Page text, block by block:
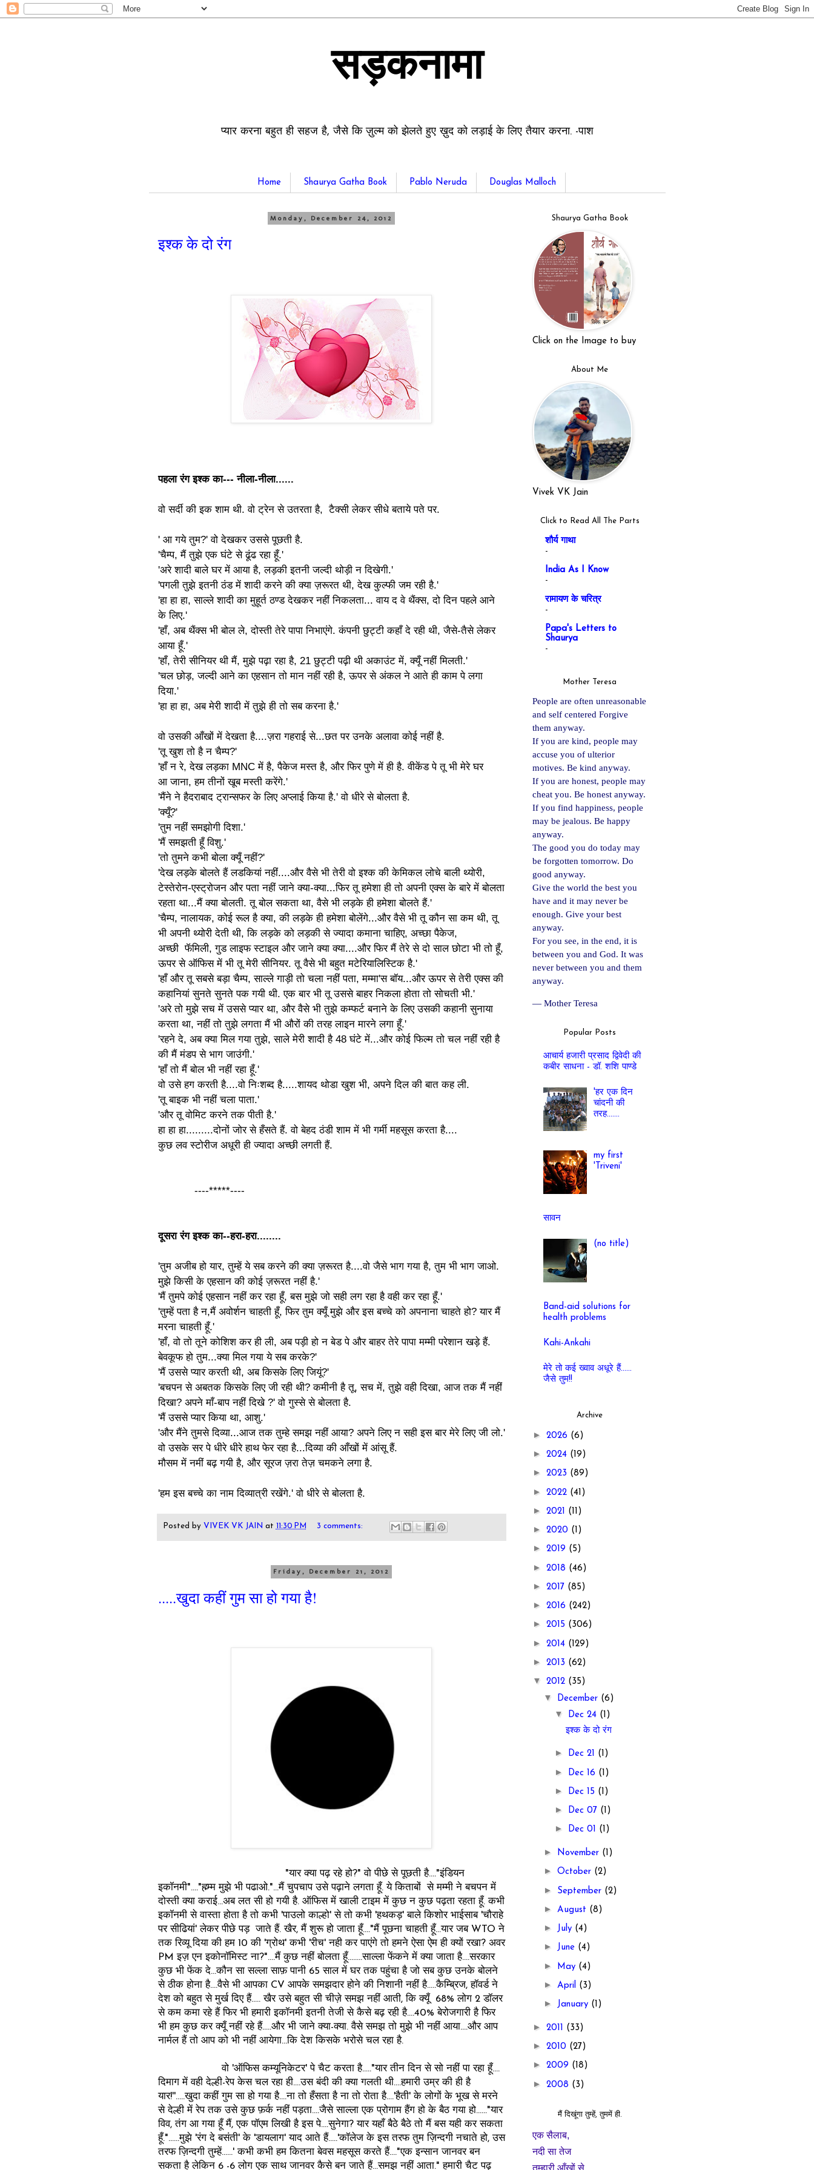
सड़कनामा
प्यार करना बहुत ही सहज है, जैसे कि ज़ुल्म को झेलते हुए ख़ुद को लड़ाई के लिए तैयार करना. -पाश
Home Shaurya Gatha Book Pablo Neruda Douglas Malloch
Monday, December 24, 2012
इश्क के दो रंग
पहला रंग इश्क का--- नीला-नीला......
वो सर्दी की इक शाम थी. वो ट्रेन से उतरता है, टैक्सी लेकर सीधे बताये पते पर.
' आ गये तुम?' वो देखकर उससे पूछती है.
'चैम्प, मैं तुझे एक घंटे से ढूंढ रहा हूँ.'
'अरे शादी बाले घर में आया है, लड़की इतनी जल्दी थोड़ी न दिखेगी.'
'पगली तुझे इतनी ठंड में शादी करने की क्या ज़रूरत थी, देख कुल्फी जम रही है.'
'हा हा हा, साल्ले शादी का मुहूर्त ठण्ड देखकर नहीं निकलता... वाय द वे थैंक्स, दो दिन पहले आने
के लिए.'
'हाँ, अब थैंक्स भी बोल ले, दोस्ती तेरे पापा निभाएंगे. कंपनी छुट्टी कहाँ दे रही थी, जैसे-तैसे लेकर
आया हूँ.'
'हाँ, तेरी सीनियर थी मैं, मुझे पढ़ा रहा है, 21 छुट्टी पढ़ी थी अकाउंट में, क्यूँ नहीं मिलती.'
'चल छोड़, जल्दी आने का एहसान तो मान नहीं रही है, ऊपर से अंकल ने आते ही काम पे लगा
दिया.'
'हा हा हा, अब मेरी शादी में तुझे ही तो सब करना है.'
वो उसकी आँखों में देखता है....ज़रा गहराई से...छत पर उनके अलावा कोई नहीं है.
'तू खुश तो है न चैम्प?'
'हाँ न रे, देख लड़का MNC में है, पैकेज मस्त है, और फिर पुणे में ही है. वीकेंड पे तू भी मेरे घर
आ जाना, हम तीनों खूब मस्ती करेंगे.'
'मैंने ने हैदराबाद ट्रान्सफर के लिए अप्लाई किया है.' वो धीरे से बोलता है.
'क्यूँ?'
'तुम नहीं समझोगी दिशा.'
'मैं समझती हूँ विशु.'
'तो तुमने कभी बोला क्यूँ नहीं?'
'देख लड़के बोलते हैं लडकियां नहीं....और वैसे भी तेरी वो इश्क की केमिकल लोचे बाली थ्योरी,
टेस्तेरोन-एस्ट्रोजन और पता नहीं जाने क्या-क्या...फिर तू हमेशा ही तो अपनी एक्स के बारे में बोलता
रहता था...मैं क्या बोलती. तू बोल सकता था, वैसे भी लड़के ही हमेशा बोलते हैं.'
'चैम्प, नालायक, कोई रूल है क्या, की लड़के ही हमेशा बोलेंगे...और वैसे भी तू कौन सा कम थी, तू
भी अपनी थ्योरी देती थी, कि लड़के को लड़की से ज्यादा कमाना चाहिए, अच्छा पैकेज,
अच्छी फॅमिली, गुड लाइफ स्टाइल और जाने क्या क्या....और फिर मैं तेरे से दो साल छोटा भी तो हूँ,
ऊपर से ऑफिस में भी तू मेरी सीनियर. तू वैसे भी बहुत मटेरियालिस्टिक है.'
'हाँ और तू सबसे बड़ा चैम्प, साल्ले गाड़ी तो चला नहीं पता, मम्मा'स बॉय...और ऊपर से तेरी एक्स की
कहानियां सुनते सुनते पक गयी थी. एक बार भी तू उससे बाहर निकला होता तो सोचती भी.'
'अरे तो मुझे सच में उससे प्यार था, और वैसे भी तुझे कम्फर्ट बनाने के लिए उसकी कहानी सुनाया
करता था, नहीं तो तुझे लगता मैं भी औरों की तरह लाइन मारने लगा हूँ.'
'रहने दे, अब क्या मिल गया तुझे, साले मेरी शादी है 48 घंटे में...और कोई फिल्म तो चल नहीं रही है
की मैं मंडप से भाग जाउंगी.'
'हाँ तो मैं बोल भी नहीं रहा हूँ.'
वो उसे हग करती है....वो निःशब्द है.....शायद थोडा खुश भी, अपने दिल की बात कह ली.
'तू बाइक भी नहीं चला पाता.'
'और तू वोमिट करने तक पीती है.'
हा हा हा.........दोनों जोर से हँसते हैं. वो बेहद ठंडी शाम में भी गर्मी महसूस करता है....
कुछ लव स्टोरीज अधूरी ही ज्यादा अच्छी लगती हैं.
----*****----
दूसरा रंग इश्क का--हरा-हरा........
'तुम अजीब हो यार, तुम्हें ये सब करने की क्या ज़रूरत है....वो जैसे भागगया है, तुम भी भाग जाओ.
मुझे किसी के एहसान की कोई ज़रूरत नहीं है.'
'मैं तुमपे कोई एहसान नहीं कर रहा हूँ, बस मुझे जो सही लग रहा है वही कर रहा हूँ.'
'तुम्हें पता है न,मैं अवोर्शन चाहती हूँ, फिर तुम क्यूँ मुझे और इस बच्चेको अपनाना चाहते हो? यार मैं
मरना चाहती हूँ.'
'हाँ, वो तो तूने कोशिश कर ही ली, अब पड़ी हो न बेड पे और बाहर तेरेपापा मम्मी परेशान खड़े हैं.
बेवकूफ हो तुम...क्या मिल गया ये सब करके?'
'मैं उससे प्यार करती थी, अब किसके लिए जियूं?'
'बचपन से अबतक किसके लिए जी रही थी? कमीनी है तू, सच में, तुझे वहीदिखा, आज तक मैं नहीं
दिखा? अपने माँ-बाप नहीं दिखे ?' वो गुस्से से बोलता है.
'मैं उससे प्यार किया था, आशु.'
'और मैंने तुमसे दिव्या...आज तक तुम्हे समझ नहीं आया? अपने लिए न सही इसबार मेरे लिए जी लो.'
वो उसके सर पे धीरे धीरे हाथ फेर रहा है...दिव्या की आँखों में आंसू हैं.
मौसम में नमीं बढ़ गयी है, और सूरज ज़रा तेज़ चमकने लगा है.
'हम इस बच्चे का नाम दिव्यात्री रखेंगे.' वो धीरे से बोलता है.
Posted by VIVEK VK JAIN at 11:30 PM 3 comments:
Friday, December 21, 2012
.....खुदा कहीं गुम सा हो गया है!
"यार क्या पढ़ रहे हो?" वो पीछे से पूछती है...."इंडियन
इकॉनमी"...."ह्म्म्म मुझे भी पढाओ."...मैं चुपचाप उसे पढ़ाने लगता हूँ. ये किताबों से मम्मी ने बचपन में
दोस्ती क्या कराई...अब लत सी हो गयी है. ऑफिस में खाली टाइम में कुछ न कुछ पढ़ता रहता हूँ. कभी
इकॉनमी से वास्ता होता है तो कभी 'पाउलो काल्हो' से तो कभी 'हथकड़' बाले किशोर भाईसाब 'चौराहे
पर सीढियां' लेकर पीछे पड़ जाते हैं. खैर, मैं शुरू हो जाता हूँ...."मैं पूछना चाहती हूँ...यार जब WTO ने
तक रिव्यू दिया की हम 10 की 'ग्रोथ' कभी 'रीच' नही कर पाएंगे तो हमने ऐसा ऐम ही क्यों रखा? अवर
PM इज़ एन इकोनॉमिस्ट ना?"....मैं कुछ नहीं बोलता हूँ........साल्ला फेंकने में क्या जाता है....सरकार
कुछ भी फेंक दे...कौन सा सल्ला साफ़ पानी 65 साल में घर तक पहुंचा है जो सब कुछ उनके बोलने
से ठीक होना है....वैसे भी आपका CV आपके समझदार होने की निशानी नहीं है.....कैम्ब्रिज, हॉवर्ड ने
देश को बहुत से मुर्ख दिए हैं..... खैर उसे बहुत सी चीज़े समझ नहीं आती, कि क्यूँ 68% लोग 2 डॉलर
से कम कमा रहे हैं फिर भी हमारी इकॉनमी इतनी तेजी से कैसे बढ़ रही है....40% बेरोजगारी है फिर
भी हम कुछ कर क्यूँ नहीं रहे हैं.....और भी जाने क्या-क्या. वैसे समझ तो मुझे भी नहीं आया....और आप
नार्मल हैं तो आप को भी नहीं आयेगा...कि देश किसके भरोसे चल रहा है.
वो 'ऑफिस कम्यूनिकेटर' पे चैट करता है....."यार तीन दिन से सो नहीं पा रहा हूँ....
दिमाग में वही देल्ही-रेप केस चल रहा ही....उस बंदी की क्या गलती थी....हमारी उम्र की ही है
यार!''.....खुदा कहीं गुम सा हो गया है....ना तो हँसता है ना तो रोता है....'हैती' के लोगों के भूख से मरने
से देल्ही में रेप तक उसे कुछ फ़र्क नहीं पड़ता....जैसे साल्ला एक प्रोगाम हैंग हो के बैठ गया हो......"यार
विव, तंग आ गया हूँ मैं, एक पॉएम लिखी है इस पे....सुनेगा? यार यहाँ बैठे बैठे तो मैं बस यही कर सकता
हूँ."......मुझे 'रंग दे बसंती' के 'डायलाग' याद आते हैं.....'कॉलेज के इस तरफ तुम ज़िन्दगी नचाते हो, उस
तरफ ज़िन्दगी तुम्हें......' कभी कभी हम कितना बेवस महसूस करते हैं...."एक इन्सान जानवर बन
सकता है लेकिन 6 -6 लोग एक साथ जानवर कैसे बन जाते हैं...समझ नहीं आता." हमारी चैट पढ़
Shaurya Gatha Book
Click on the Image to buy
About Me
Vivek VK Jain
Click to Read All The Parts
शौर्य गाथा
-
India As I Know
-
रामायण के चरित्र
-
Papa's Letters to
Shaurya
-
Mother Teresa
People are often unreasonable
and self centered Forgive
them anyway.
If you are kind, people may
accuse you of ulterior
motives. Be kind anyway.
If you are honest, people may
cheat you. Be honest anyway.
If you find happiness, people
may be jealous. Be happy
anyway.
The good you do today may
be forgotten tomorrow. Do
good anyway.
Give the world the best you
have and it may never be
enough. Give your best
anyway.
For you see, in the end, it is
between you and God. It was
never between you and them
anyway.
― Mother Teresa
Popular Posts
आचार्य हजारी प्रसाद द्विवेदी की
कबीर साधना - डॉ. शशि पाण्डे
'हर एक दिन
चांदनी की
तरह.......
my first
'Triveni'
सावन
(no title)
Band-aid solutions for
health problems
Kahi-Ankahi
मेरे तो कई ख्वाव अधूरे हैं......
जैसे तुम!!
Archive
► 2026 (6)
► 2024 (19)
► 2023 (89)
► 2022 (41)
► 2021 (11)
► 2020 (1)
► 2019 (5)
► 2018 (46)
► 2017 (85)
► 2016 (242)
► 2015 (306)
► 2014 (129)
► 2013 (62)
▼ 2012 (35)
▼ December (6)
▼ Dec 24 (1)
इश्क के दो रंग
► Dec 21 (1)
► Dec 16 (1)
► Dec 15 (1)
► Dec 07 (1)
► Dec 01 (1)
► November (1)
► October (2)
► September (2)
► August (8)
► July (4)
► June (4)
► May (4)
► April (3)
► January (1)
► 2011 (33)
► 2010 (27)
► 2009 (18)
► 2008 (3)
मैं दिखूंगा तुम्हें, तुममें ही.
एक सैलाब,
नदी सा तेज